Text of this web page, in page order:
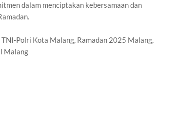
dalam menciptakan kebersamaan dan
Polri Kota Malang, Ramadan 2025 Malang,
Malang